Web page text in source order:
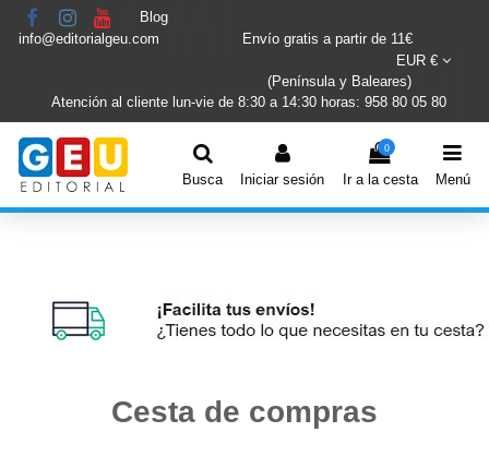
Blog
info@editorialgeu.com
Envío gratis a partir de 11€
EUR €
(Península y Baleares)
Atención al cliente lun-vie de 8:30 a 14:30 horas: 958 80 05 80
Busca Iniciar sesión
0
Ir a la cesta Menú
Cesta de compras